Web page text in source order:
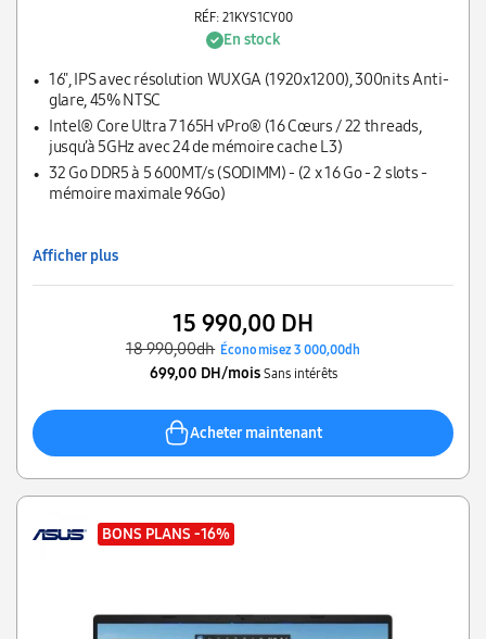
RÉF: 21KYS1CY00
En stock
16", IPS avec résolution WUXGA (1920x1200), 300nits Anti-
glare, 45% NTSC
Intel® Core Ultra 7 165H vPro® (16 Cœurs / 22 threads,
jusqu’à 5GHz avec 24 de mémoire cache L3)
32 Go DDR5 à 5 600MT/s (SODIMM) - (2 x 16 Go - 2 slots -
mémoire maximale 96Go)
Afficher plus
15 990,00 DH
18 990,00dh Économisez 3 000,00dh
699,00 DH/mois Sans intérêts
Acheter maintenant
BONS PLANS -16%